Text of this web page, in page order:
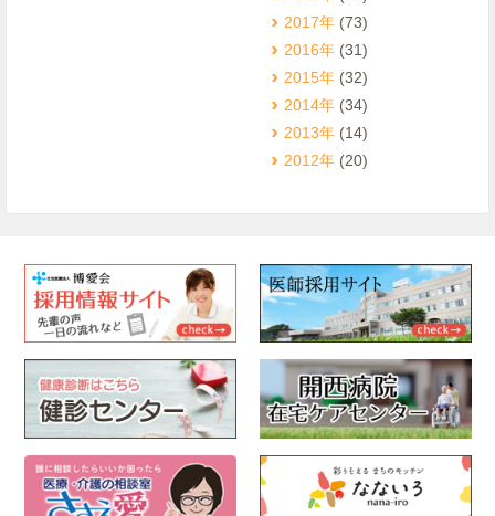
2017年(73)
2016年(31)
2015年(32)
2014年(34)
2013年(14)
2012年(20)